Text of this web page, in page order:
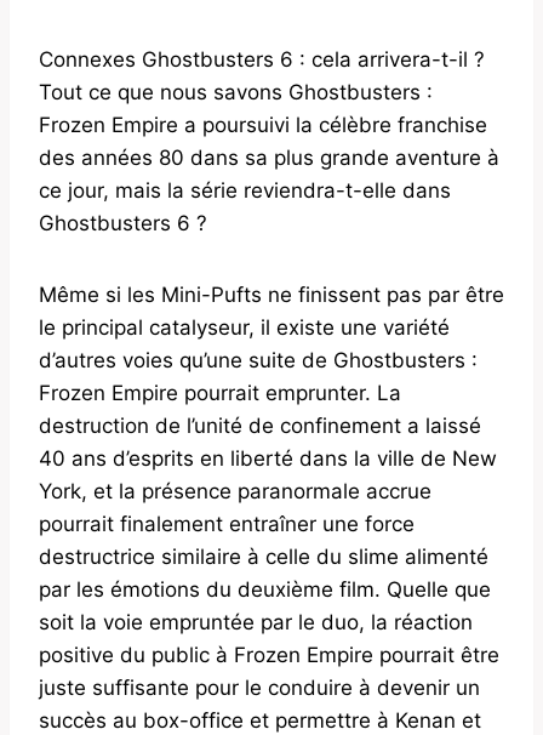
Connexes Ghostbusters 6 : cela arrivera-t-il ?
Tout ce que nous savons Ghostbusters :
Frozen Empire a poursuivi la célèbre franchise
des années 80 dans sa plus grande aventure à
ce jour, mais la série reviendra-t-elle dans
Ghostbusters 6 ?
Même si les Mini-Pufts ne finissent pas par être
le principal catalyseur, il existe une variété
d’autres voies qu’une suite de Ghostbusters :
Frozen Empire pourrait emprunter. La
destruction de l’unité de confinement a laissé
40 ans d’esprits en liberté dans la ville de New
York, et la présence paranormale accrue
pourrait finalement entraîner une force
destructrice similaire à celle du slime alimenté
par les émotions du deuxième film. Quelle que
soit la voie empruntée par le duo, la réaction
positive du public à Frozen Empire pourrait être
juste suffisante pour le conduire à devenir un
succès au box-office et permettre à Kenan et